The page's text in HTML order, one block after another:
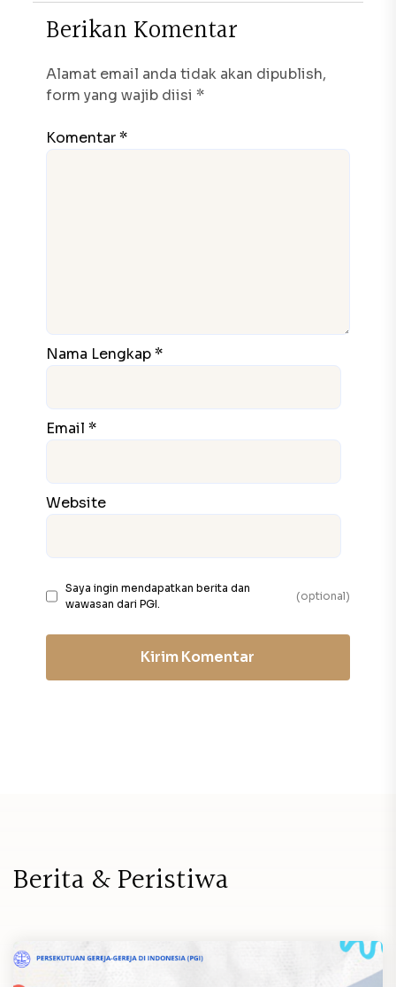
Berikan Komentar
Alamat email anda tidak akan dipublish,
form yang wajib diisi *
Komentar *
Nama Lengkap *
Email *
Website
Saya ingin mendapatkan berita dan
wawasan dari PGI.
(optional)
Kirim Komentar
Berita&Peristiwa